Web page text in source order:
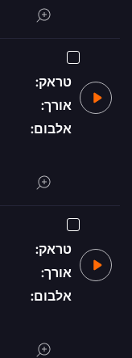
טראק:
אורך:
אלבום:
טראק:
אורך:
אלבום: